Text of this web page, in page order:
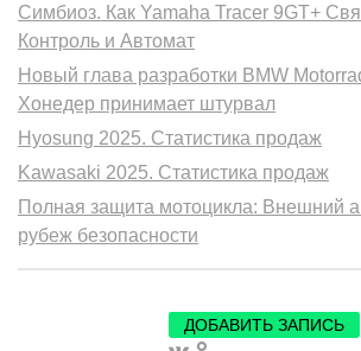
Симбиоз. Как Yamaha Tracer 9GT+
Контроль и Автомат
Новый глава разработки BMW
Хонедер принимает штурвал
Hyosung 2025. Статистика продаж
Kawasaki 2025. Статистика продаж
Полная защита мотоцикла: Внешний
рубеж безопасности
ДОБАВИТЬ ЗАПИСЬ